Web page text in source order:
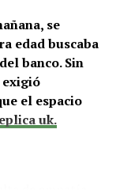
Javiera
ha apoyado
que confía en
aunque
se
edad buscaba
banco. Sin
exigió
el espacio
uk.